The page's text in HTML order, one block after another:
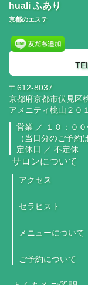
huali ふあり
京都のエステ
〒612-8037
京都府京都市伏見区
アメニティ桃山２０
営業 ／ １０：０
（当日分のご予約
定休日 ／ 不定休
サロンについて
アクセス
セラピスト
メニューについて
ご予約について